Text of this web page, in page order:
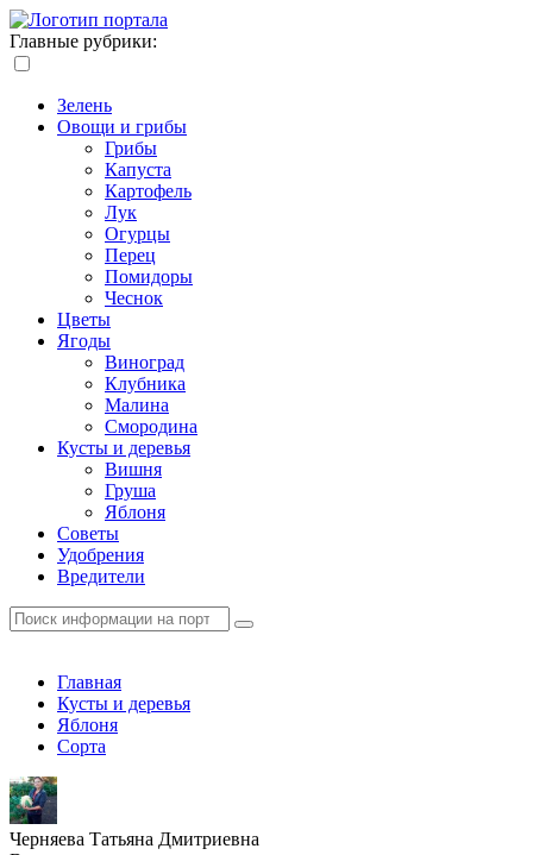
Главные рубрики:
Зелень
Овощи и грибы
Грибы
Капуста
Картофель
Лук
Огурцы
Перец
Помидоры
Чеснок
Цветы
Ягоды
Виноград
Клубника
Малина
Смородина
Кусты и деревья
Вишня
Груша
Яблоня
Советы
Удобрения
Вредители
Главная
Кусты и деревья
Яблоня
Сорта
Черняева Татьяна Дмитриевна